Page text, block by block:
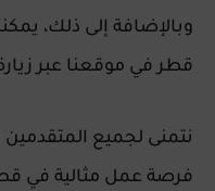
وبالإضافة إلى ذلك،
قطر في موقعنا عبر
نتمنى لجميع
فرصة عمل مثالية في